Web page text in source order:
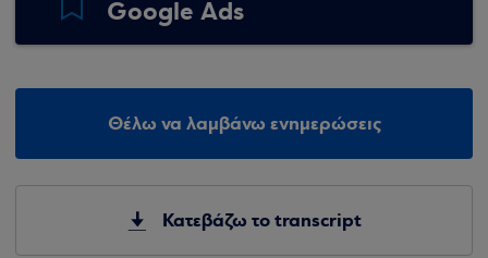
Google Ads
Θέλω να λαμβάνω ενημερώσεις
Κατεβάζω το transcript